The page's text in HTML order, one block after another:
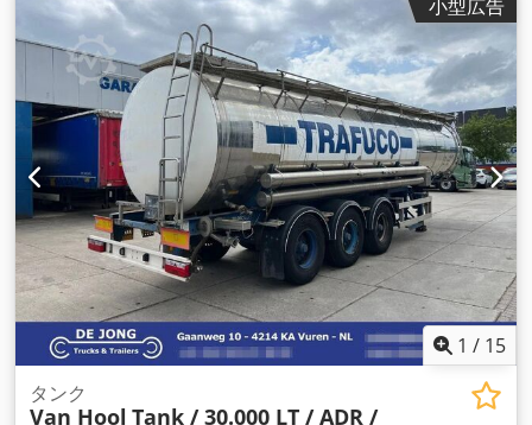
小型広告
1 / 15
タンク
Van Hool Tank / 30.000 LT / ADR /